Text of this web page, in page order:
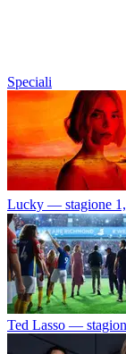
Speciali
Lucky — stagione
Ted Lasso —